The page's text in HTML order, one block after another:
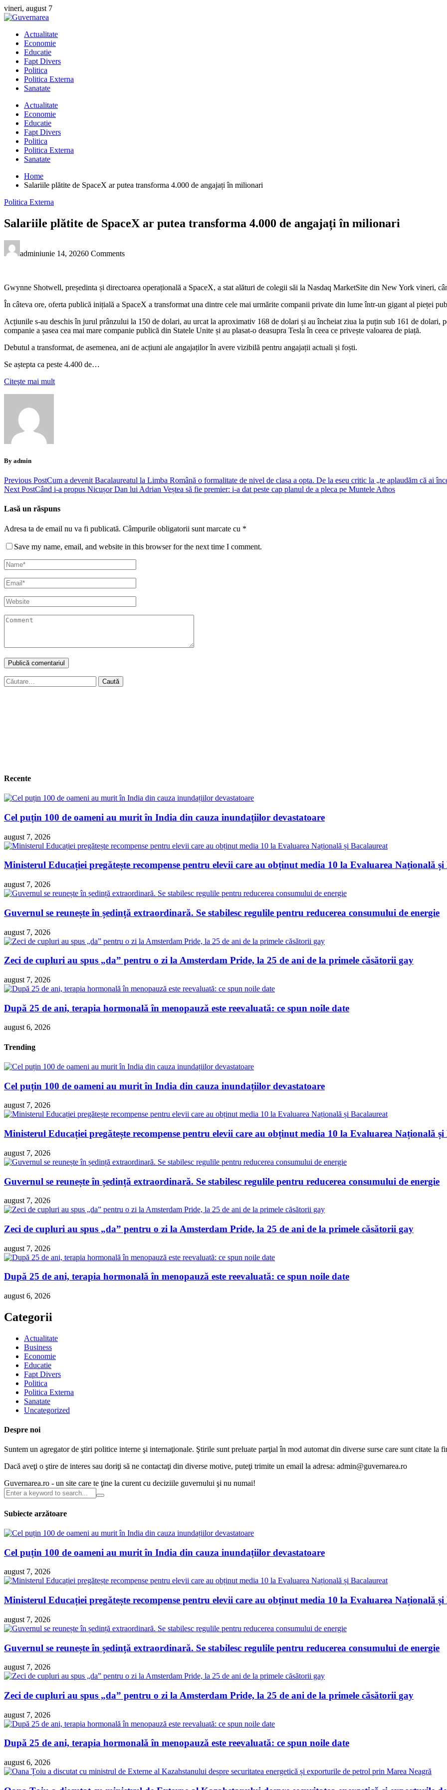
Skip
to
vineri, august 7
Actualitate
Economie
Educatie
Fapt Divers
Politica
Politica Externa
Sanatate
Actualitate
Economie
Educatie
Fapt Divers
Politica
Politica Externa
Sanatate
Home
Salariile plătite de SpaceX ar putea transforma 4.000 de angajați în milionari
Politica Externa
Salariile plătite de SpaceX ar putea transforma 4.000 de angajați în milionari
adminiunie 14, 20260 Comments
Gwynne Shotwell, președinta și directoarea operațională a SpaceX, a stat alături de colegii săi la Nasdaq MarketSite din New York vineri,
În câteva ore, oferta publică inițială a SpaceX a transformat una dintre cele mai urmărite companii private din lume într-un gigant al pieței
Acțiunile s-au deschis în jurul prânzului la 150 de dolari, au urcat la aproximativ 168 de dolari și au încheiat ziua la puțin sub 161 de dolari,
companie a șasea cea mai mare companie publică din Statele Unite și au plasat-o deasupra Tesla în ceea ce privește valoarea de piață.
Debutul a transformat, de asemenea, ani de acțiuni ale angajaților în avere vizibilă pentru angajații actuali și foști.
Se aștepta ca peste 4.400 de…
Citeşte mai mult
By admin
Previous PostCum a devenit Bacalaureatul la Limba Română o formalitate de nivel de clasa a opta. De la eseu critic la „te aplaudăm că ai
Next PostCând i-a propus Nicușor Dan lui Adrian Veștea să fie premier: i-a dat peste cap planul de a pleca pe Muntele Athos
Lasă un răspuns
Adresa ta de email nu va fi publicată. Câmpurile obligatorii sunt marcate cu *
Save my name, email, and website in this browser for the next time I comment.
Caută
după:
Recente
Cel puțin 100 de oameni au murit în India din cauza inundațiilor devastatoare
august 7, 2026
Ministerul Educației pregătește recompense pentru elevii care au obținut media 10 la Evaluarea Națională
august 7, 2026
Guvernul se reunește în ședință extraordinară. Se stabilesc regulile pentru reducerea consumului de energie
august 7, 2026
Zeci de cupluri au spus „da” pentru o zi la Amsterdam Pride, la 25 de ani de la primele căsătorii gay
august 7, 2026
După 25 de ani, terapia hormonală în menopauză este reevaluată: ce spun noile date
august 6, 2026
Trending
Cel puțin 100 de oameni au murit în India din cauza inundațiilor devastatoare
august 7, 2026
Ministerul Educației pregătește recompense pentru elevii care au obținut media 10 la Evaluarea Națională
august 7, 2026
Guvernul se reunește în ședință extraordinară. Se stabilesc regulile pentru reducerea consumului de energie
august 7, 2026
Zeci de cupluri au spus „da” pentru o zi la Amsterdam Pride, la 25 de ani de la primele căsătorii gay
august 7, 2026
După 25 de ani, terapia hormonală în menopauză este reevaluată: ce spun noile date
august 6, 2026
Categorii
Actualitate
Business
Economie
Educatie
Fapt Divers
Politica
Politica Externa
Sanatate
Uncategorized
Despre noi
Suntem un agregator de ştiri politice interne şi internaţionale. Ştirile sunt preluate parţial în mod automat din diverse surse care sunt citate la
Dacă aveţi o ştire de interes sau doriţi să ne contactaţi din diverse motive, puteţi trimite un email la adresa: admin@guvernarea.ro
Guvernarea.ro - un site care te ţine la curent cu deciziile guvernului şi nu numai!
Subiecte arzătoare
Cel puțin 100 de oameni au murit în India din cauza inundațiilor devastatoare
august 7, 2026
Ministerul Educației pregătește recompense pentru elevii care au obținut media 10 la Evaluarea Națională
august 7, 2026
Guvernul se reunește în ședință extraordinară. Se stabilesc regulile pentru reducerea consumului de energie
august 7, 2026
Zeci de cupluri au spus „da” pentru o zi la Amsterdam Pride, la 25 de ani de la primele căsătorii gay
august 7, 2026
După 25 de ani, terapia hormonală în menopauză este reevaluată: ce spun noile date
august 6, 2026